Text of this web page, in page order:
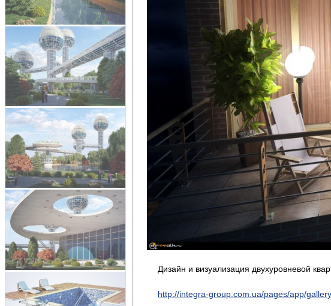
Дизайн и визуализация двухуровневой
http://integra-group.com.ua/pages/app/